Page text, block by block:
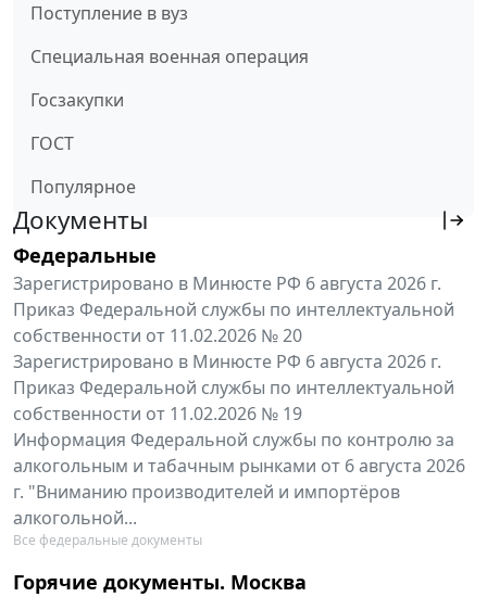
Поступление в вуз
Специальная военная операция
Госзакупки
ГОСТ
Популярное
Документы
Федеральные
Зарегистрировано в Минюсте РФ 6 августа 2026 г.
Приказ Федеральной службы по интеллектуальной
собственности от 11.02.2026 № 20
Зарегистрировано в Минюсте РФ 6 августа 2026 г.
Приказ Федеральной службы по интеллектуальной
собственности от 11.02.2026 № 19
Информация Федеральной службы по контролю за
алкогольным и табачным рынками от 6 августа 2026
г. "Вниманию производителей и импортёров
алкогольной...
Все федеральные документы
Горячие документы. Москва